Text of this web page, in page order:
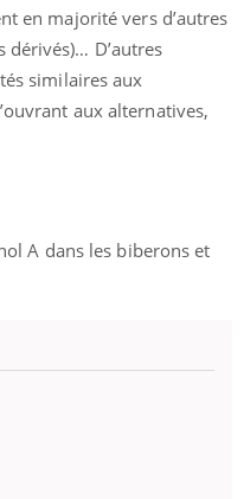
en majorité vers d’autres
D’autres
similaires aux
aux alternatives,
A dans les biberons et